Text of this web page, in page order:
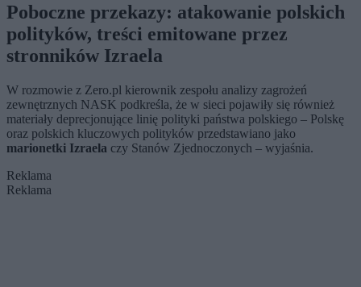
Poboczne przekazy: atakowanie polskich
polityków, treści emitowane przez
stronników Izraela
W rozmowie z Zero.pl kierownik zespołu analizy zagrożeń
zewnętrznych NASK podkreśla, że w sieci pojawiły się również
materiały deprecjonujące linię polityki państwa polskiego – Polskę
oraz polskich kluczowych polityków przedstawiano jako
marionetki Izraela czy Stanów Zjednoczonych – wyjaśnia.
Reklama
Reklama